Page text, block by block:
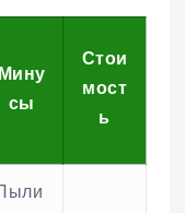
Мину
сы
Стои
мост
ь
Пыли